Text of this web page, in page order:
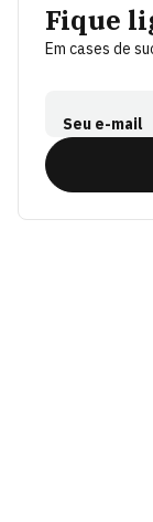
Fique
Em cases de
Seu e-mail